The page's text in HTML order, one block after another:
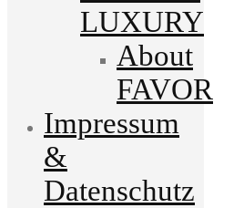
LUXURY
About
FAVOR
Impressum
&
Datenschutz